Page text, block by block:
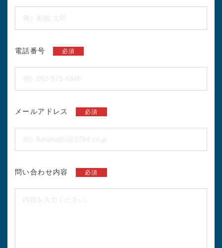
電話番号 必須
メールアドレス 必須
問い合わせ内容 必須